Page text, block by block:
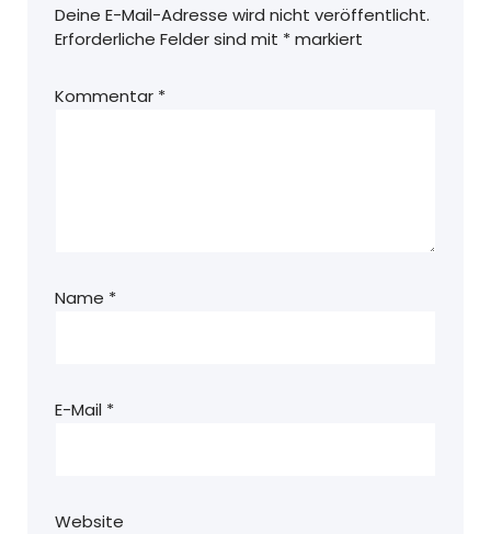
Deine E-Mail-Adresse wird nicht veröffentlicht.
Erforderliche Felder sind mit *markiert
Kommentar *
Name *
E-Mail *
Website